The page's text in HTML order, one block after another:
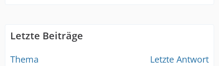
Letzte Beiträge
Thema Letzte Antwort